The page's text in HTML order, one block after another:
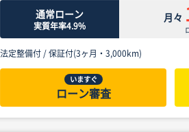
通常ローン
実質年率4.9%
月々
法定整備付 /保証付(3ヶ月・3,000km)
いますぐ
ローン審査